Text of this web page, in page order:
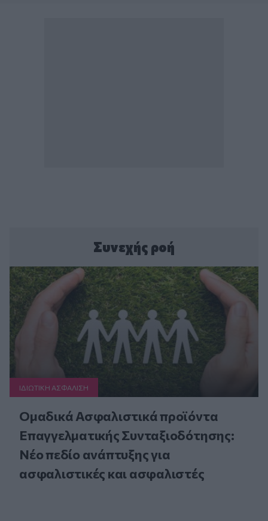
Συνεχής ροή
ΙΔΙΩΤΙΚΗ ΑΣΦAΛΙΣΗ
Ομαδικά Ασφαλιστικά προϊόντα
Επαγγελματικής Συνταξιοδότησης:
Νέο πεδίο ανάπτυξης για
ασφαλιστικές και ασφαλιστές